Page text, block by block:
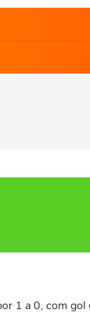
1 a 0, com gol